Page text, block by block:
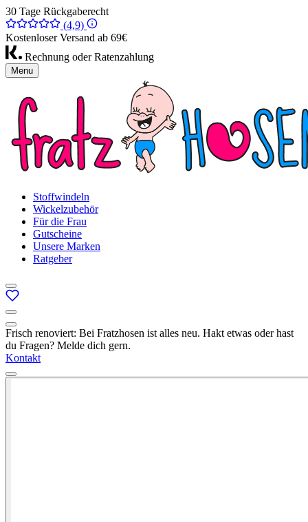
30 Tage Rückgaberecht
(4,9)
Kostenloser Versand ab 69€
Rechnung oder Ratenzahlung
Menu
Stoffwindeln
Wickelzubehör
Für die Frau
Gutscheine
Unsere Marken
Ratgeber
Frisch renoviert: Bei Fratzhosen ist alles neu. Hakt etwas oder hast
du Fragen? Melde dich gern.
Kontakt